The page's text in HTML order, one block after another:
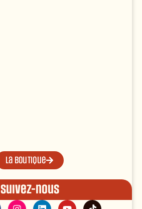
La boutique
Suivez-nous